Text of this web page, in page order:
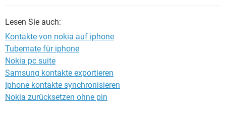
Lesen Sie auch:
Kontakte von nokia auf iphone
Tubemate für iphone
Nokia pc suite
Samsung kontakte exportieren
Iphone kontakte synchronisieren
Nokia zurücksetzen ohne pin